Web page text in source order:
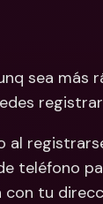
sea
al
teléfono
con tu